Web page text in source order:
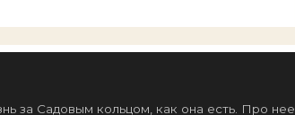
за Садовым кольцом, как она есть. Про нее